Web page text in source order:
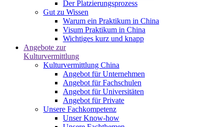
Der Platzierungsprozess
Gut zu Wissen
Warum ein Praktikum in China
Visum Praktikum in China
Wichtiges kurz und knapp
Angebote zur
Kulturvermittlung
Kulturvermittlung China
Angebot für Unternehmen
Angebot für Fachschulen
Angebot für Universitäten
Angebot für Private
Unsere Fachkompetenz
Unser Know-how